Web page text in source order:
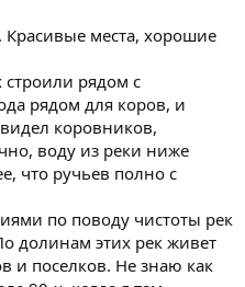
Красивые места, хорошие
рядом с
рядом для коров, и
коровников,
воду из реки ниже
что ручьев полно с
по поводу чистоты рек
долинам этих рек живет
и поселков. Не знаю как